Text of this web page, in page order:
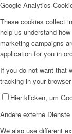
Google Analytics
These cookies collect
help us understand
marketing campaigns
application for you in
If you do not want that
tracking in your
Hier klicken, um
Andere externe Dienste
We also use different